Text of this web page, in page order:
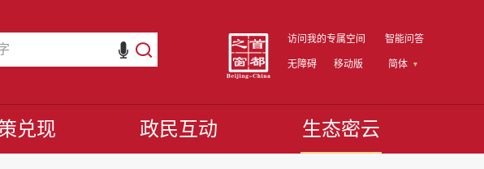
访问我的专属空间 智能问答
无障碍 移动版 简体
兑现 政民互动 生态密云